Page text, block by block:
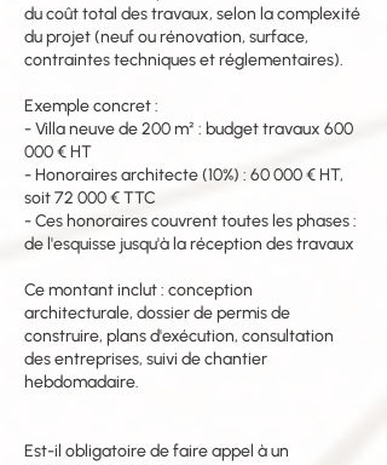
du coût total des travaux, selon la complexité
du projet (neuf ou rénovation, surface,
contraintes techniques et réglementaires).
Exemple concret :
- Villa neuve de 200 m² : budget travaux 600
000 € HT
- Honoraires architecte (10%) : 60 000 € HT,
soit 72 000 € TTC
- Ces honoraires couvrent toutes les phases :
de l'esquisse jusqu'à la réception des travaux
Ce montant inclut : conception
architecturale, dossier de permis de
construire, plans d'exécution, consultation
des entreprises, suivi de chantier
hebdomadaire.
Est-il obligatoire de faire appel à un